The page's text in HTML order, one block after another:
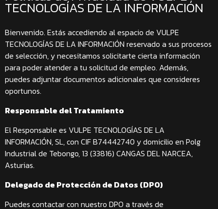
TECNOLOGÍAS DE LA INFORMACIÓN
Bienvenido. Estás accediendo al espacio de VULPE
TECNOLOGÍAS DE LA INFORMACIÓN reservado a sus procesos
de selección, y necesitamos solicitarte cierta información
para poder atender a tu solicitud de empleo. Además,
puedes adjuntar documentos adicionales que consideres
oportunos.
Responsable del Tratamiento
El Responsable es VULPE TECNOLOGÍAS DE LA
INFORMACIÓN, SL, con CIF B74442740 y domicilio en Polg
Industrial de Tebongo, 13 (33816) CANGAS DEL NARCEA,
Asturias.
Delegado de Protección de Datos (DPO)
Puedes contactar con nuestro DPO a través de